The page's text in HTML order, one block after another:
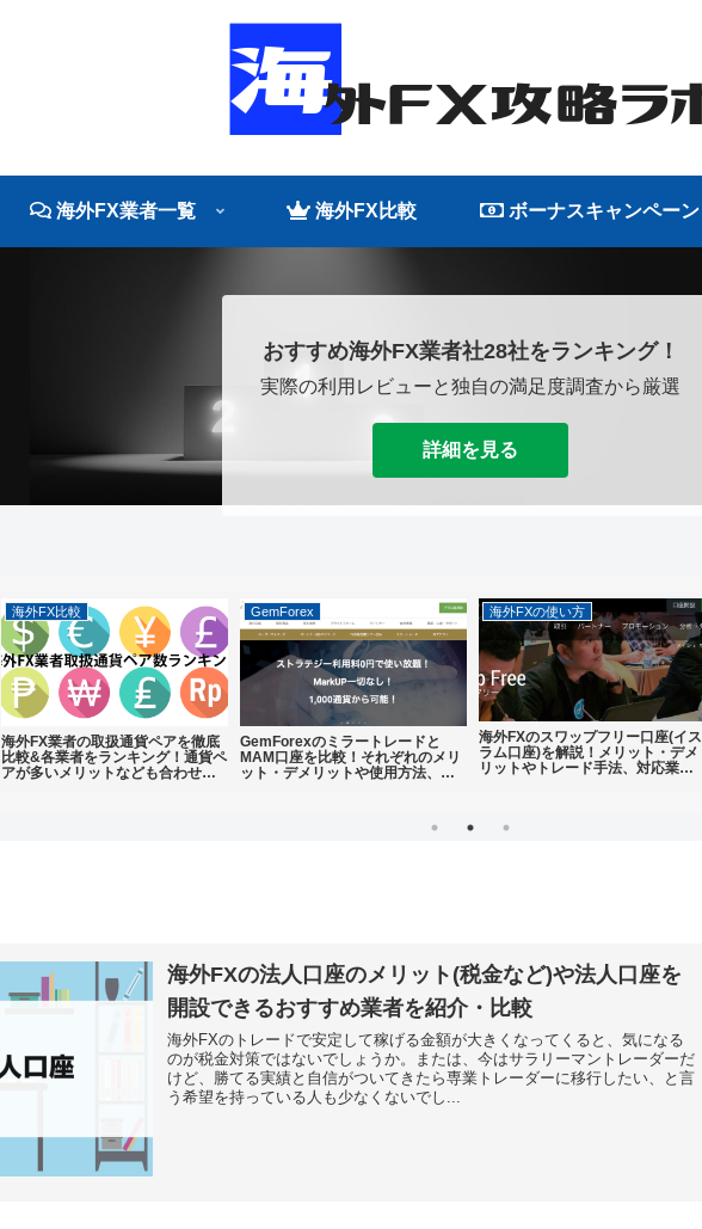
海外FX業者一覧 海外FX比較 ボーナスキャンペーン
おすすめ海外FX業者社28社をランキング！
実際の利用レビューと独自の満足度調査から厳選
詳細を見る
海外FX比較
海外FX業者の取扱通貨ペアを徹底
比較&各業者をランキング！通貨ペ
アが多いメリットなども合わせて
GemForex
GemForexのミラートレードと
MAM口座を比較！それぞれのメリ
ット・デメリットや使用方法、ど
海外FXの使い方
海外FXのスワップフリー口座(イス
ラム口座)を解説！メリット・デメ
リットやトレード手法、対応業者
海外FXの法人口座のメリット(税金など)や法人口座を
開設できるおすすめ業者を紹介・比較
海外FXのトレードで安定して稼げる金額が大きくなってくると、気になる
のが税金対策ではないでしょうか。または、今はサラリーマントレーダーだ
けど、勝てる実績と自信がついてきたら専業トレーダーに移行したい、と言
う希望を持っている人も少なくないでし...